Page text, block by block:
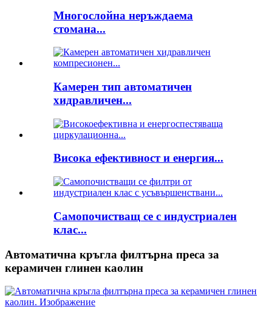
Многослойна неръждаема
стомана...
Камерен тип автоматичен
хидравличен...
Висока ефективност и енергия...
Самопочистващ се с индустриален
клас...
Автоматична кръгла филтърна преса за
керамичен глинен каолин